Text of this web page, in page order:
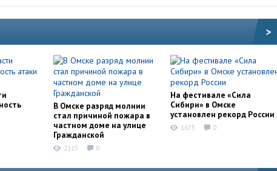
>
В Омске разряд молнии
стал причиной пожара в
частном доме на улице
Гражданской
2115 0
На фестивале «Сила
Сибири» в Омске
установлен рекорд России
1675 0